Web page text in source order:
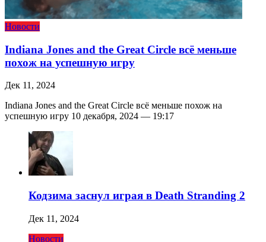
Новости
Indiana Jones and the Great Circle всё меньше
похож на успешную игру
Дек 11, 2024
Indiana Jones and the Great Circle всё меньше похож на
успешную игру 10 декабря, 2024 — 19:17
Кодзима заснул играя в Death Stranding 2
Дек 11, 2024
Новости